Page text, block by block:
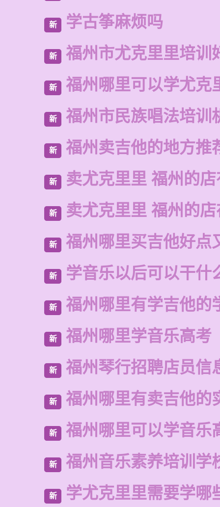
新 学古筝麻烦吗
新 福州市尤克里里培训
新 福州哪里可以学尤克
新 福州市民族唱法培训
新 福州卖吉他的地方推
新 卖尤克里里 福州的
新 卖尤克里里 福州的
新 福州哪里买吉他好点
新 学音乐以后可以干什
新 福州哪里有学吉他的
新 福州哪里学音乐高考
新 福州琴行招聘店员信
新 福州哪里有卖吉他的
新 福州哪里可以学音乐
新 福州音乐素养培训学
新 学尤克里里需要学哪